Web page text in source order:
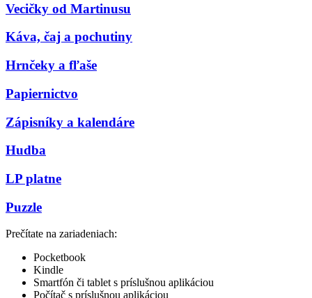
Vecičky od Martinusu
Káva, čaj a pochutiny
Hrnčeky a fľaše
Papiernictvo
Zápisníky a kalendáre
Hudba
LP platne
Puzzle
Prečítate na zariadeniach:
Pocketbook
Kindle
Smartfón či tablet s príslušnou aplikáciou
Počítač s príslušnou aplikáciou